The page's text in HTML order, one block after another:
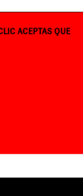
ACEPTAS QUE